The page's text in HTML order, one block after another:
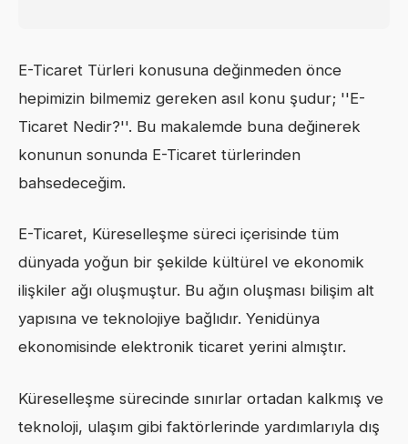
E-Ticaret Türleri konusuna değinmeden önce
hepimizin bilmemiz gereken asıl konu şudur; ''E-
Ticaret Nedir?''. Bu makalemde buna değinerek
konunun sonunda E-Ticaret türlerinden
bahsedeceğim.
E-Ticaret, Küreselleşme süreci içerisinde tüm
dünyada yoğun bir şekilde kültürel ve ekonomik
ilişkiler ağı oluşmuştur. Bu ağın oluşması bilişim alt
yapısına ve teknolojiye bağlıdır. Yenidünya
ekonomisinde elektronik ticaret yerini almıştır.
Küreselleşme sürecinde sınırlar ortadan kalkmış ve
teknoloji, ulaşım gibi faktörlerinde yardımlarıyla dış